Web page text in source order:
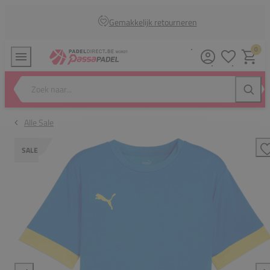
Gemakkelijk retourneren
Zoek naar...
0
Alle Sale
SALE